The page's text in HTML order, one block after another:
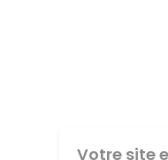
Votre site